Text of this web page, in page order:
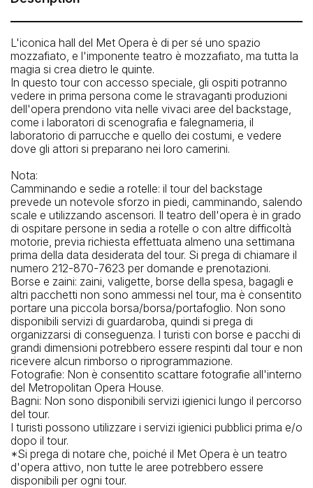
Opera House address is: 30 Lincoln Center Plaza New
York, NY 10023
How To Get There: By Subway: 1 train to 66th Street
(Lincoln Center) Station
L'iconica hall del Met Opera è di per sé uno spazio
mozzafiato, e l'imponente teatro è mozzafiato, ma tutta la
magia si crea dietro le quinte.
In questo tour con accesso speciale, gli ospiti potranno
vedere in prima persona come le stravaganti produzioni
dell'opera prendono vita nelle vivaci aree del backstage,
come i laboratori di scenografia e falegnameria, il
laboratorio di parrucche e quello dei costumi, e vedere
dove gli attori si preparano nei loro camerini.
Nota:
Camminando e sedie a rotelle: il tour del backstage
prevede un notevole sforzo in piedi, camminando, salendo
scale e utilizzando ascensori. Il teatro dell'opera è in grado
di ospitare persone in sedia a rotelle o con altre difficoltà
motorie, previa richiesta effettuata almeno una settimana
prima della data desiderata del tour. Si prega di chiamare il
numero 212-870-7623 per domande e prenotazioni.
Borse e zaini: zaini, valigette, borse della spesa, bagagli e
altri pacchetti non sono ammessi nel tour, ma è consentito
portare una piccola borsa/borsa/portafoglio. Non sono
disponibili servizi di guardaroba, quindi si prega di
organizzarsi di conseguenza. I turisti con borse e pacchi di
grandi dimensioni potrebbero essere respinti dal tour e non
ricevere alcun rimborso o riprogrammazione.
Fotografie: Non è consentito scattare fotografie all'interno
del Metropolitan Opera House.
Bagni: Non sono disponibili servizi igienici lungo il percorso
del tour.
I turisti possono utilizzare i servizi igienici pubblici prima e/o
dopo il tour.
*Si prega di notare che, poiché il Met Opera è un teatro
d'opera attivo, non tutte le aree potrebbero essere
disponibili per ogni tour.